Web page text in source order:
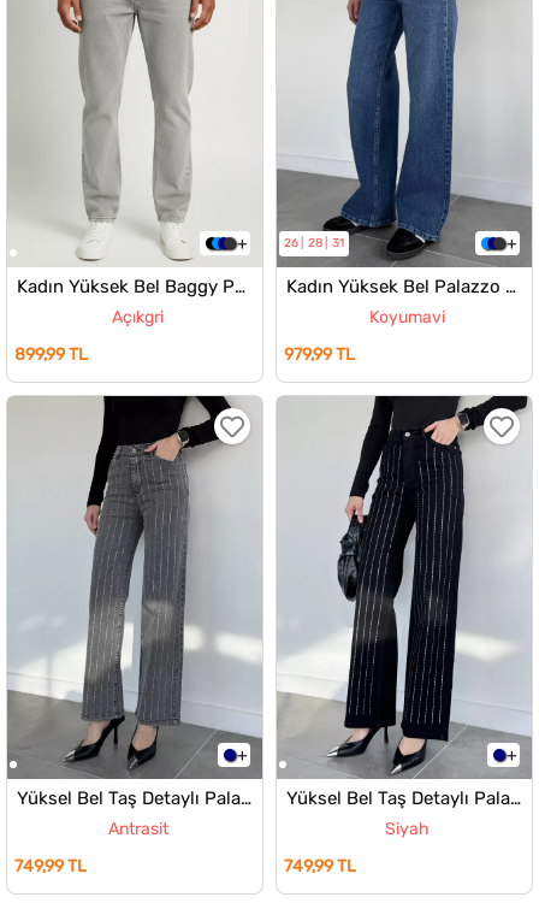
Kadın Yüksek Bel Baggy Pantolon
Açıkgri
899,99 TL
26 28 31
Kadın Yüksek Bel Palazzo Jean Kot Pantolon
Koyumavi
979,99 TL
Yüksel Bel Taş Detaylı Palazzo Kot Pantolon
Antrasit
749,99 TL
Yüksel Bel Taş Detaylı Palazzo Kot Pantolon
Siyah
749,99 TL